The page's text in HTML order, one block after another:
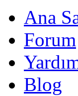
Ana
Forum
Blog